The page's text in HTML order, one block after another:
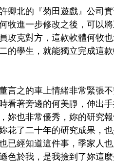
卿北的『菊田遊戲』公司
牧進一步修改之後，可以
攻克對方，這款軟體何牧
的學生，就能獨立完成這
言之的車上情緒非常緊張
看著旁邊的何美靜，伸出
妳也非常優秀，妳的研究
花了二十年的研究成果，
已經知道這件事，季家人
色於我，是我撿到了妳這